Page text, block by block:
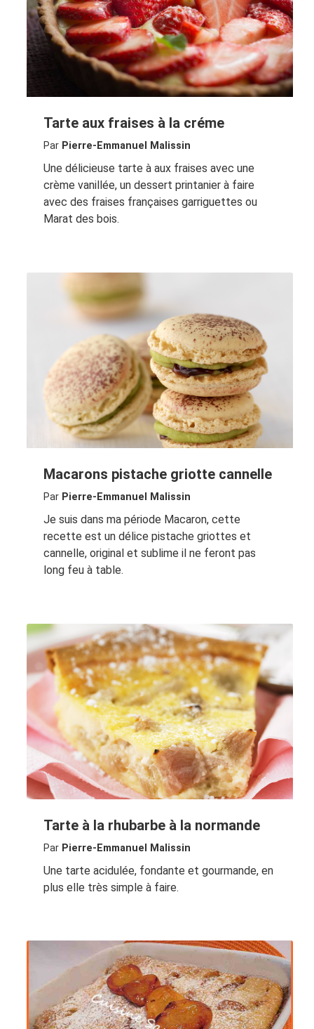
Tarte aux fraises à la créme
Par Pierre-Emmanuel Malissin
Une délicieuse tarte à aux fraises avec une
crème vanillée, un dessert printanier à faire
avec des fraises françaises garriguettes ou
Marat des bois.
Macarons pistache griotte cannelle
Par Pierre-Emmanuel Malissin
Je suis dans ma période Macaron, cette
recette est un délice pistache griottes et
cannelle, original et sublime il ne feront pas
long feu à table.
Tarte à la rhubarbe à la normande
Par Pierre-Emmanuel Malissin
Une tarte acidulée, fondante et gourmande, en
plus elle très simple à faire.